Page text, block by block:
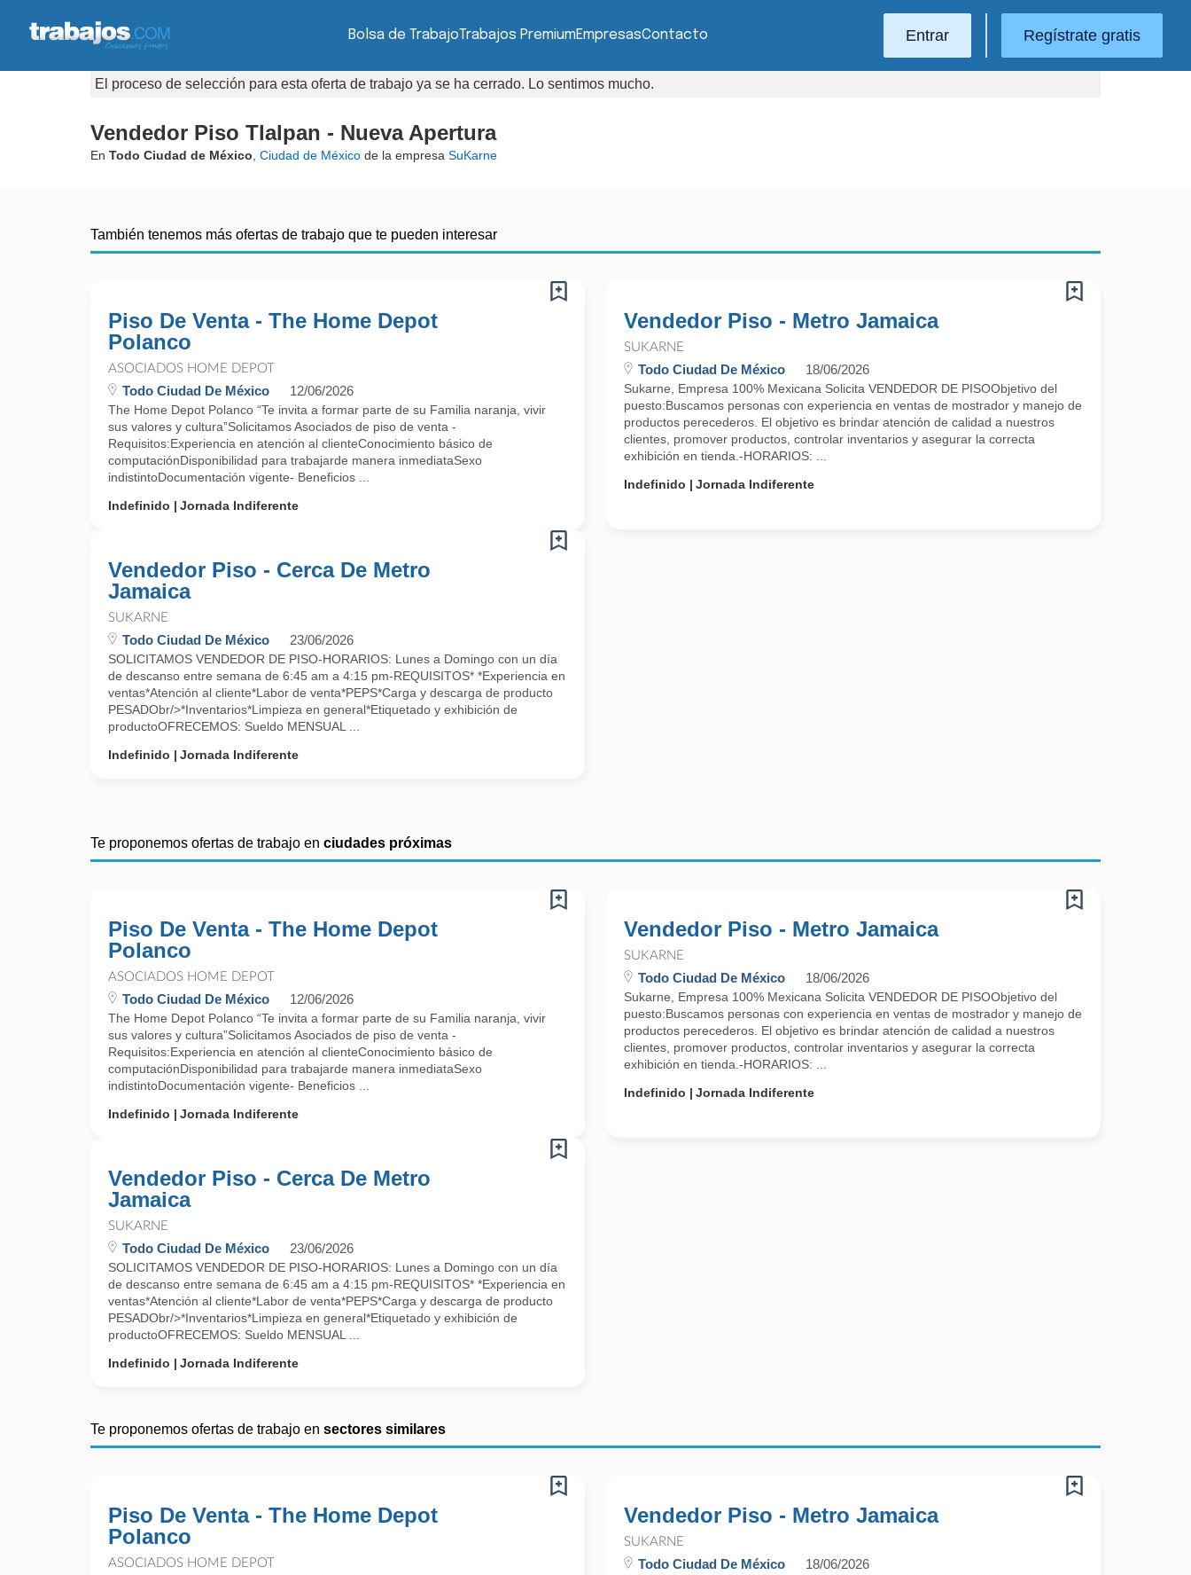
Bolsa de TrabajoTrabajos PremiumEmpresasContacto Entrar Regístrate gratis
El proceso de selección para esta oferta de trabajo ya se ha cerrado. Lo sentimos mucho.
Vendedor Piso Tlalpan - Nueva Apertura
En Todo Ciudad de México Ciudad de México de la empresa SuKarne
También tenemos más ofertas de trabajo que te pueden interesar
Piso De Venta - The Home Depot
Polanco
ASOCIADOS HOME DEPOT
Todo Ciudad De México 12/06/2026
The Home Depot Polanco “Te invita a formar parte de su Familia naranja, vivir
sus valores y cultura”Solicitamos Asociados de piso de venta -
Requisitos:Experiencia en atención al clienteConocimiento básico de
computaciónDisponibilidad para trabajarde manera inmediataSexo
indistintoDocumentación vigente- Beneficios ...
Indefinido
Jornada Indiferente
Vendedor Piso - Metro Jamaica
SUKARNE
Todo Ciudad De México 18/06/2026
Sukarne, Empresa 100% Mexicana Solicita VENDEDOR DE PISOObjetivo del
puesto:Buscamos personas con experiencia en ventas de mostrador y manejo de
productos perecederos. El objetivo es brindar atención de calidad a nuestros
clientes, promover productos, controlar inventarios y asegurar la correcta
exhibición en tienda.-HORARIOS: ...
Indefinido
Jornada Indiferente
Vendedor Piso - Cerca De Metro
Jamaica
SUKARNE
Todo Ciudad De México 23/06/2026
SOLICITAMOS VENDEDOR DE PISO-HORARIOS: Lunes a Domingo con un día
de descanso entre semana de 6:45 am a 4:15 pm-REQUISITOS* *Experiencia en
ventas*Atención al cliente*Labor de venta*PEPS*Carga y descarga de producto
PESADObr/>*Inventarios*Limpieza en general*Etiquetado y exhibición de
productoOFRECEMOS: Sueldo MENSUAL ...
Indefinido
Jornada Indiferente
Te proponemos ofertas de trabajo en ciudades próximas
Piso De Venta - The Home Depot
Polanco
ASOCIADOS HOME DEPOT
Todo Ciudad De México 12/06/2026
The Home Depot Polanco “Te invita a formar parte de su Familia naranja, vivir
sus valores y cultura”Solicitamos Asociados de piso de venta -
Requisitos:Experiencia en atención al clienteConocimiento básico de
computaciónDisponibilidad para trabajarde manera inmediataSexo
indistintoDocumentación vigente- Beneficios ...
Indefinido
Jornada Indiferente
Vendedor Piso - Metro Jamaica
SUKARNE
Todo Ciudad De México 18/06/2026
Sukarne, Empresa 100% Mexicana Solicita VENDEDOR DE PISOObjetivo del
puesto:Buscamos personas con experiencia en ventas de mostrador y manejo de
productos perecederos. El objetivo es brindar atención de calidad a nuestros
clientes, promover productos, controlar inventarios y asegurar la correcta
exhibición en tienda.-HORARIOS: ...
Indefinido
Jornada Indiferente
Vendedor Piso - Cerca De Metro
Jamaica
SUKARNE
Todo Ciudad De México 23/06/2026
SOLICITAMOS VENDEDOR DE PISO-HORARIOS: Lunes a Domingo con un día
de descanso entre semana de 6:45 am a 4:15 pm-REQUISITOS* *Experiencia en
ventas*Atención al cliente*Labor de venta*PEPS*Carga y descarga de producto
PESADObr/>*Inventarios*Limpieza en general*Etiquetado y exhibición de
productoOFRECEMOS: Sueldo MENSUAL ...
Indefinido
Jornada Indiferente
Te proponemos ofertas de trabajo en sectores similares
Piso De Venta - The Home Depot
Polanco
ASOCIADOS HOME DEPOT
Vendedor Piso - Metro Jamaica
SUKARNE
Todo Ciudad De México 18/06/2026